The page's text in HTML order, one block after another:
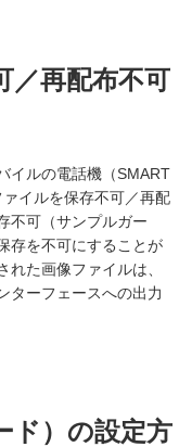
／再配布不可
イルの電話機（SMART
イルを保存不可／再配
不可（サンプルガー
存を不可にすることが
た画像ファイルは、
ターフェースへの出力
ド）の設定方